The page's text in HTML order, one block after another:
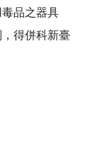
品之器具
得併科新臺